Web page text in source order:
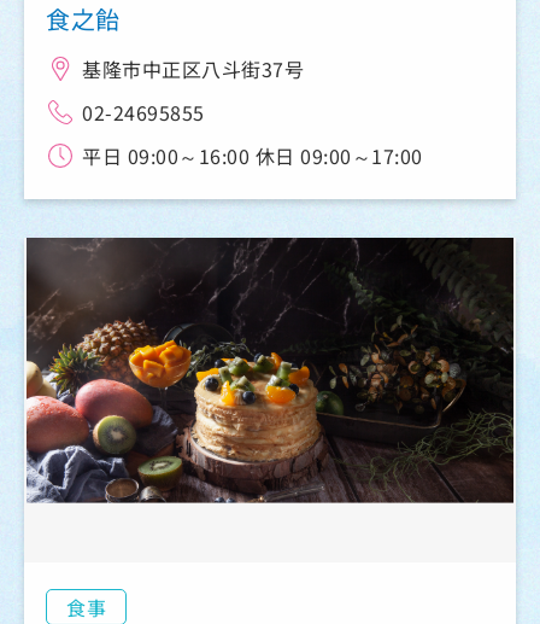
食之飴
基隆市中正区八斗街37号
02-24695855
平日 09:00～16:00 休日 09:00～17:00
食事